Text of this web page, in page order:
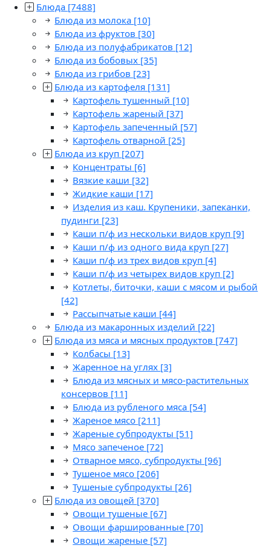
Блюда [7488]
Блюда из молока [10]
Блюда из фруктов [30]
Блюда из полуфабрикатов [12]
Блюда из бобовых [35]
Блюда из грибов [23]
Блюда из картофеля [131]
Картофель тушенный [10]
Картофель жареный [37]
Картофель запеченный [57]
Картофель отварной [25]
Блюда из круп [207]
Концентраты [6]
Вязкие каши [32]
Жидкие каши [17]
Изделия из каш. Крупеники, запеканки,
пудинги [23]
Каши п/ф из нескольки видов круп [9]
Каши п/ф из одного вида круп [27]
Каши п/ф из трех видов круп [4]
Каши п/ф из четырех видов круп [2]
Котлеты, биточки, каши с мясом и рыбой
[42]
Рассыпчатые каши [44]
Блюда из макаронных изделий [22]
Блюда из мяса и мясных продуктов [747]
Колбасы [13]
Жаренное на углях [3]
Блюда из мясных и мясо-растительных
консервов [11]
Блюда из рубленого мяса [54]
Жареное мясо [211]
Жареные субпродукты [51]
Мясо запеченое [72]
Отварное мясо, субпродукты [96]
Тушеное мясо [206]
Тушеные субпродукты [26]
Блюда из овощей [370]
Овощи тушеные [67]
Овощи фаршированные [70]
Овощи жареные [57]